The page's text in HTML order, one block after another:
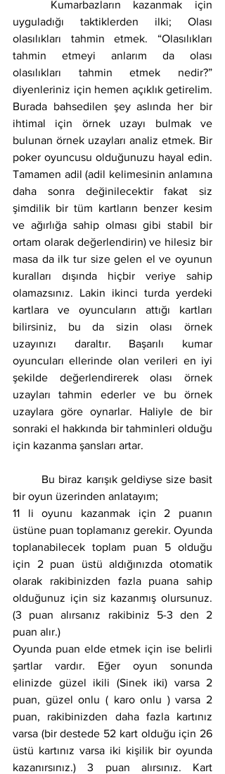
uyguladığı taktiklerden ilki; Olası
olasılıkları tahmin etmek. “Olasılıkları
tahmin etmeyi anlarım da olası
olasılıkları tahmin etmek nedir?”
diyenleriniz için hemen açıklık getirelim.
Burada bahsedilen şey aslında her bir
ihtimal için örnek uzayı bulmak ve
bulunan örnek uzayları analiz etmek. Bir
poker oyuncusu olduğunuzu hayal edin.
Tamamen adil (adil kelimesinin anlamına
daha sonra değinilecektir fakat siz
şimdilik bir tüm kartların benzer kesim
ve ağırlığa sahip olması gibi stabil bir
ortam olarak değerlendirin) ve hilesiz bir
masa da ilk tur size gelen el ve oyunun
kuralları dışında hiçbir veriye sahip
olamazsınız. Lakin ikinci turda yerdeki
kartlara ve oyuncuların attığı kartları
bilirsiniz, bu da sizin olası örnek
uzayınızı daraltır. Başarılı kumar
oyuncuları ellerinde olan verileri en iyi
şekilde değerlendirerek olası örnek
uzayları tahmin ederler ve bu örnek
uzaylara göre oynarlar. Haliyle de bir
sonraki el hakkında bir tahminleri olduğu
için kazanma şansları artar.
bir oyun üzerinden anlatayım;
11 li oyunu kazanmak için 2 puanın
üstüne puan toplamanız gerekir. Oyunda
toplanabilecek toplam puan 5 olduğu
için 2 puan üstü aldığınızda otomatik
olarak rakibinizden fazla puana sahip
olduğunuz için siz kazanmış olursunuz.
(3 puan alırsanız rakibiniz 5-3 den 2
puan alır.)
Oyunda puan elde etmek için ise belirli
şartlar vardır. Eğer oyun sonunda
elinizde güzel ikili (Sinek iki) varsa 2
puan, güzel onlu ( karo onlu ) varsa 2
puan, rakibinizden daha fazla kartınız
varsa (bir destede 52 kart olduğu için 26
üstü kartınız varsa iki kişilik bir oyunda
kazanırsınız.) 3 puan alırsınız. Kart